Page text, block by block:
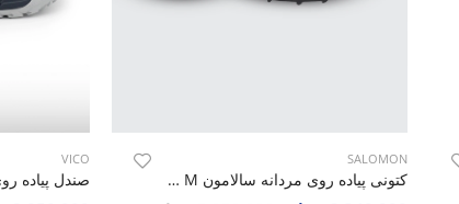
SALOMON
کتونی پیاده روی مردانه سالامون Merrell Walk M
VICO